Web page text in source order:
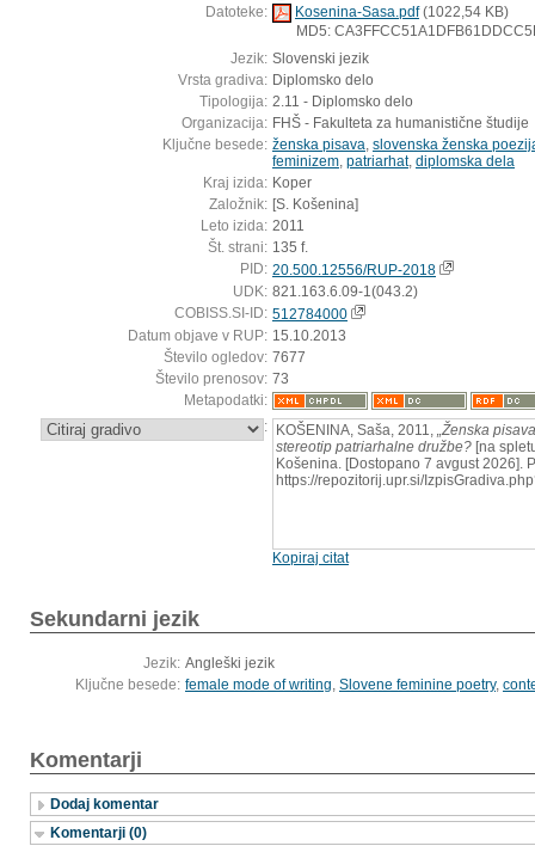
Datoteke:
Kosenina-Sasa.pdf(1022,54 KB)
MD5:
Jezik: Slovenski jezik
Vrsta gradiva: Diplomsko delo
Tipologija: 2.11 - Diplomsko delo
Organizacija: FHŠ - Fakulteta za humanistične študije
Ključne besede: ženska pisava slovenska ženska
feminizem patriarhat, diplomska dela
Kraj izida: Koper
Založnik: [S. Košenina]
Leto izida: 2011
Št. strani: 135 f.
PID: 20.500.12556/RUP-2018
UDK: 821.163.6.09-1(043.2)
COBISS.SI-ID: 512784000
Datum objave v RUP: 15.10.2013
Število ogledov: 7677
Število prenosov: 73
Metapodatki:
: KOŠENINA, Saša, 2011,
„Ženska
stereotip patriarhalne družbe? [na
Košenina. [Dostopano 7 avgust 2026].
https://repozitorij.upr.si/
Kopiraj citat
Sekundarni jezik
Jezik: Angleški jezik
Ključne besede: female mode of writing, Slovene feminine poetry,
Komentarji
Dodaj komentar
Komentarji (0)